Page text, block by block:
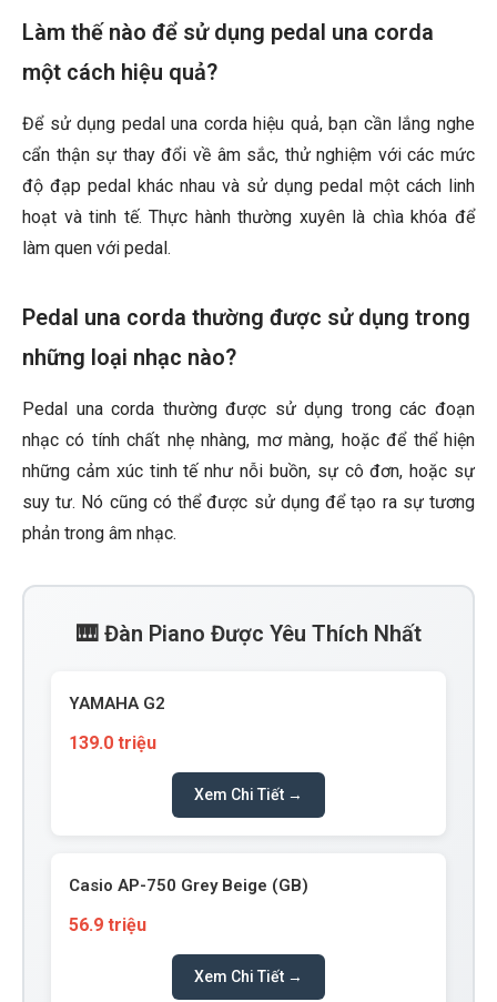
Làm thế nào để sử dụng pedal una corda
một cách hiệu quả?
Để sử dụng pedal una corda hiệu quả, bạn cần lắng nghe
cẩn thận sự thay đổi về âm sắc, thử nghiệm với các mức
độ đạp pedal khác nhau và sử dụng pedal một cách linh
hoạt và tinh tế. Thực hành thường xuyên là chìa khóa để
làm quen với pedal.
Pedal una corda thường được sử dụng trong
những loại nhạc nào?
Pedal una corda thường được sử dụng trong các đoạn
nhạc có tính chất nhẹ nhàng, mơ màng, hoặc để thể hiện
những cảm xúc tinh tế như nỗi buồn, sự cô đơn, hoặc sự
suy tư. Nó cũng có thể được sử dụng để tạo ra sự tương
phản trong âm nhạc.
🎹 Đàn Piano Được Yêu Thích Nhất
YAMAHA G2
139.0 triệu
Xem Chi Tiết →
Casio AP-750 Grey Beige (GB)
56.9 triệu
Xem Chi Tiết →